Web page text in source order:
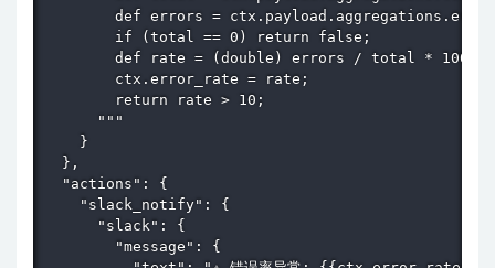
def errors =
        if (total == 0) return false;
        def rate = (double) errors / total * 100;
        ctx.error_rate = rate;
        return rate > 10;
      """
    }
  },
  "actions": {
    "slack_notify": {
      "slack": {
        "message": {